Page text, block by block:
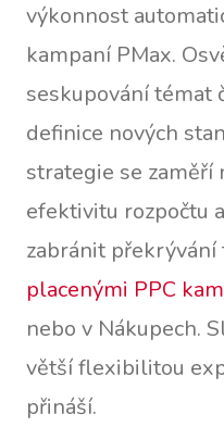
výkonnost
kampaní PMax.
seskupování témat
definice nových
strategie se zaměří
efektivitu rozpočtu
zabránit překrývání
placenými PPC
nebo v Nákupech.
větší flexibilitou
přináší.